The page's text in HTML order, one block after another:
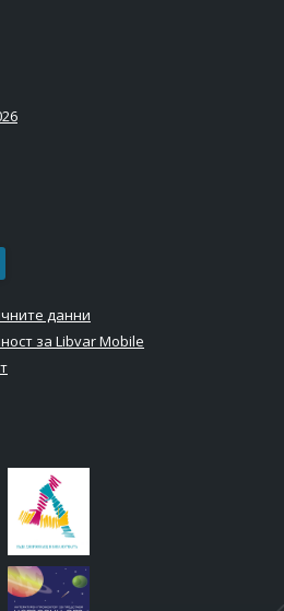
данни
за Libvar Mobile